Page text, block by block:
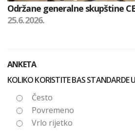
Održane generalne skupštine
25.6.2026.
ANKETA
KOLIKO KORISTITE BAS STANDARDE
Često
Povremeno
Vrlo rijetko